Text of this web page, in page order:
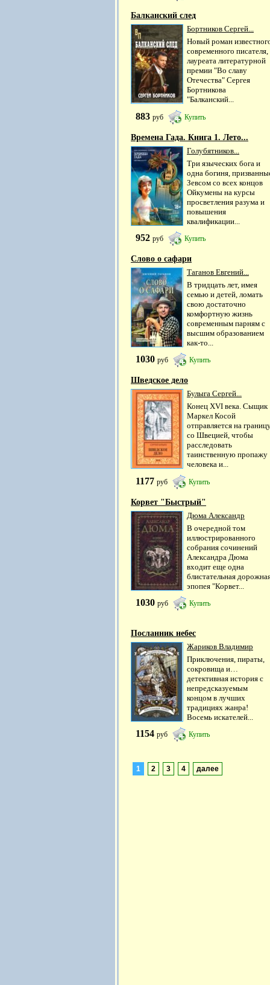
Балканский след
Бортников Сергей...
Новый роман
современного писателя,
лауреата литературной
премии "Во славу
Отечества" Сергея
Бортникова
"Балканский...
883 руб Купить
Времена Гада. Книга 1. Лето...
Голубятников...
Три языческих бога и
одна богиня,
Зевсом со всех концов
Ойкумены на курсы
просветления разума и
повышения
квалификации...
952 руб Купить
Слово о сафари
Таганов Евгений...
В тридцать лет, имея
семью и детей, ломать
свою достаточно
комфортную жизнь
современным парням с
высшим образованием
как-то...
1030 руб Купить
Шведское дело
Булыга Сергей...
Конец XVI века. Сыщик
Маркел Косой
отправляется на
со Швецией, чтобы
расследовать
таинственную пропажу
человека и...
1177 руб Купить
Корвет "Быстрый"
Дюма Александр
В очередной том
иллюстрированного
собрания сочинений
Александра Дюма
входит еще одна
блистательная
эпопея "Корвет...
1030 руб Купить
Посланник небес
Жариков Владимир
Приключения, пираты,
сокровища и…
детективная история с
непредсказуемым
концом в лучших
традициях жанра!
Восемь искателей...
1154 руб Купить
1 2 3 4 далее